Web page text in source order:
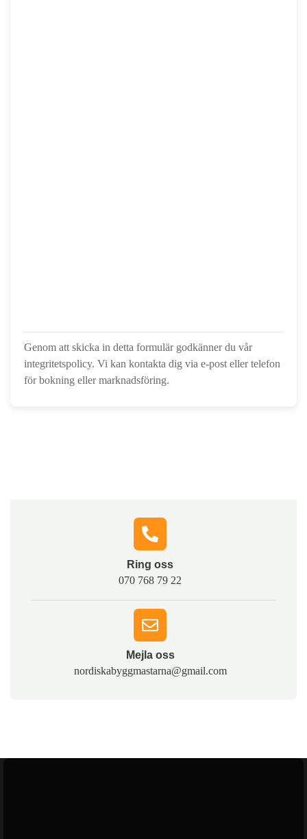
Ring oss​
070 768 79 22
Mejla oss​
nordiskabyggmastarna@gmail.com
Genom att skicka in detta formulär godkänner du vår
integritetspolicy. Vi kan kontakta dig via e-post eller telefon
för bokning eller marknadsföring.